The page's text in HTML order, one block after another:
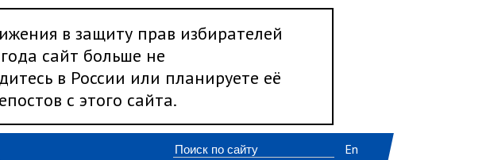
в защиту прав избирателей
сайт больше не
в России или планируете её
с этого сайта.
En